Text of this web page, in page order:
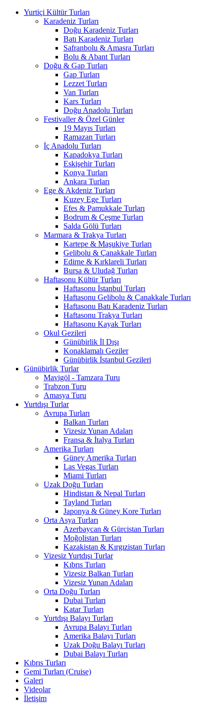
Yurtiçi Kültür Turları
Karadeniz Turları
Doğu Karadeniz Turları
Batı Karadeniz Turları
Safranbolu & Amasra Turları
Bolu & Abant Turları
Doğu & Gap Turları
Gap Turları
Lezzet Turları
Van Turları
Kars Turları
Doğu Anadolu Turları
Festivaller & Özel Günler
19 Mayıs Turları
Ramazan Turları
İç Anadolu Turları
Kapadokya Turları
Eskişehir Turları
Konya Turları
Ankara Turları
Ege & Akdeniz Turları
Kuzey Ege Turları
Efes & Pamukkale Turları
Bodrum & Çeşme Turları
Salda Gölü Turları
Marmara & Trakya Turları
Kartepe & Maşukiye Turları
Gelibolu & Çanakkale Turları
Edirne & Kırklareli Turları
Bursa & Uludağ Turları
Haftasonu Kültür Turları
Haftasonu İstanbul Turları
Haftasonu Gelibolu & Çanakkale Turları
Haftasonu Batı Karadeniz Turları
Haftasonu Trakya Turları
Haftasonu Kayak Turları
Okul Gezileri
Günübirlik İl Dışı
Konaklamalı Geziler
Günübirlik İstanbul Gezileri
Günübirlik Turlar
Mavigöl - Tamzara Turu
Trabzon Turu
Amasya Turu
Yurtdışı Turlar
Avrupa Turları
Balkan Turları
Vizesiz Yunan Adaları
Fransa & İtalya Turları
Amerika Turları
Güney Amerika Turları
Las Vegas Turları
Miami Turları
Uzak Doğu Turları
Hindistan & Nepal Turları
Tayland Turları
Japonya & Güney Kore Turları
Orta Asya Turları
Azerbaycan & Gürcistan Turları
Moğolistan Turları
Kazakistan & Kırgızistan Turları
Vizesiz Yurtdışı Turlar
Kıbrıs Turları
Vizesiz Balkan Turları
Vizesiz Yunan Adaları
Orta Doğu Turları
Dubai Turları
Katar Turları
Yurtdışı Balayı Turları
Avrupa Balayı Turları
Amerika Balayı Turları
Uzak Doğu Balayı Turları
Dubai Balayı Turları
Kıbrıs Turları
Gemi Turları (Cruise)
Galeri
Videolar
İletişim